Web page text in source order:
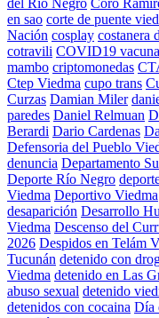
del Río Negro Coro
en sao corte de puente
Nación cosplay costanera
cotravili COVID19
mambo criptomonedas
Ctep Viedma cupo trans
Curzas Damian Miler
paredes Daniel Relmuan
Berardi Dario Cardenas
Defensoria del Pueblo
denuncia Departamento
Deporte Río Negro
Viedma Deportivo Viedma
desaparición Desarrollo
Viedma Descenso del
2026 Despidos en Telám
Tucunán detenido con
Viedma detenido en Las
abuso sexual detenido
detenidos con cocaina Día